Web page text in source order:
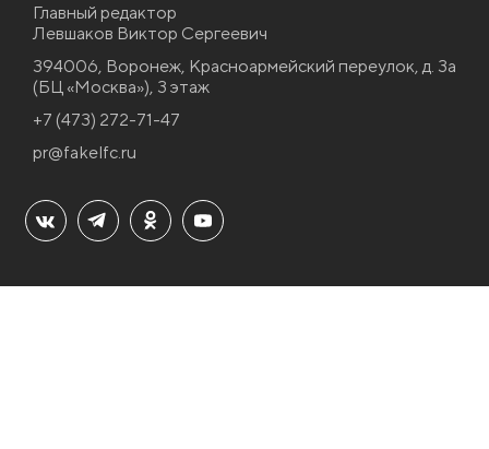
Главный редактор
Левшаков Виктор Сергеевич
394006, Воронеж, Красноармейский переулок, д. 3а
(БЦ «Москва»), 3 этаж
+7 (473) 272-71-47
pr@fakelfc.ru